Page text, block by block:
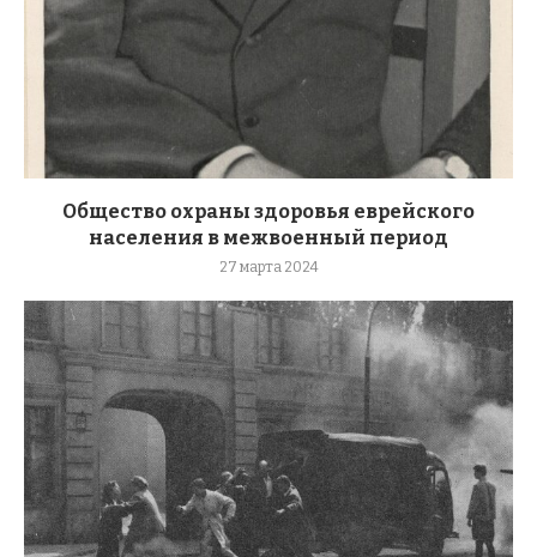
Общество охраны здоровья еврейского
населения в межвоенный период
27 марта 2024